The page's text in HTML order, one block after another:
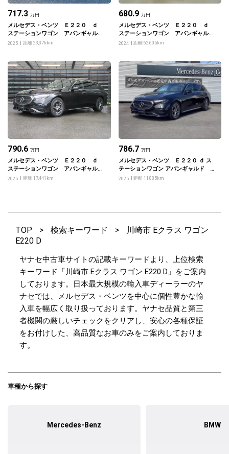
717.3 万円
メルセデス・ベンツ Ｅ２２０ ｄ
ステーションワゴン アバンギャル
ド ＡＭＧラインパッケージ アドバ
ブパッケージ
2025 距離 23,376km
680.9 万円
メルセデス・ベンツ Ｅ２２０ ｄ
ステーションワゴン アバンギャル
ド ＡＭＧラインパッケージ アドバ
ブパッケージ
2024 距離 62,605km
790.6 万円
メルセデス・ベンツ Ｅ２２０ ｄ
ステーションワゴン アバンギャル
ド ＡＭＧラインパッケージ アドバ
2025 距離 17,441km
786.7 万円
メルセデス・ベンツ Ｅ２２０ ｄ ス
テーションワゴン アバンギャルド Ａ
ＭＧラインパッケージ・レザーエクス
2025 距離 11,885km
TOP > 検索キーワード >
川崎市 Eクラス ワゴン
E220 D
ヤナセ中古車サイトの記載キーワードより、上位検索
キーワード「川崎市 Eクラス ワゴン E220 D」をご案内
しております。日本最大規模の輸入車ディーラーのヤ
ナセでは、メルセデス・ベンツを中心に個性豊かな輸
入車を幅広く取り扱っております。ヤナセ品質と第三
者機関の厳しいチェックをクリアし、安心の各種保証
をお付けした、高品質なお車のみをご案内しておりま
す。
車種から探す
Mercedes-Benz BMW